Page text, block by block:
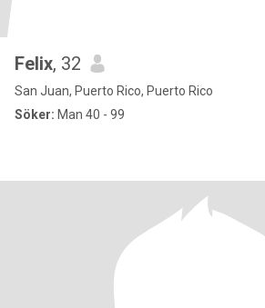
Felix, 32
San Juan, Puerto Rico, Puerto Rico
Söker: Man 40 - 99